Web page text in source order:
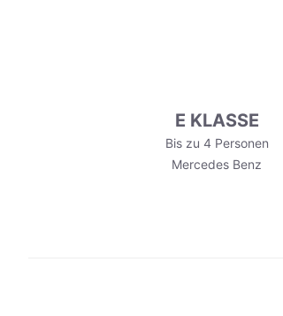
E KLASSE
Bis zu 4 Personen
Mercedes Benz